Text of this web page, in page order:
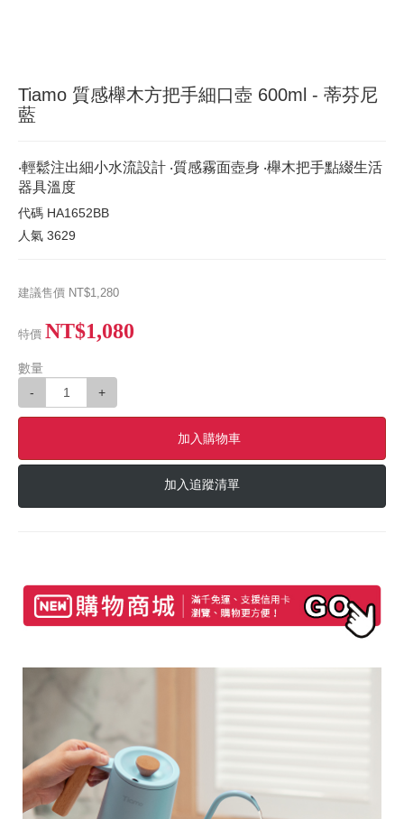
Tiamo 質感櫸木方把手細口壺 600ml - 蒂芬尼
藍
‧輕鬆注出細小水流設計 ‧質感霧面壺身 ‧櫸木把手點綴生活
器具溫度
代碼 HA1652BB
人氣 3629
建議售價 NT$1,280
特價 NT$1,080
數量
-
+
加入購物車
加入追蹤清單